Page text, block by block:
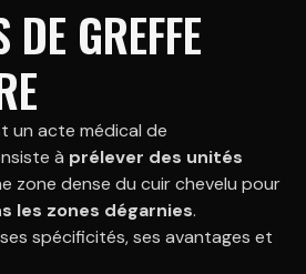
DE GREFFE
un acte médical de
à prélever des unités
zone dense du cuir chevelu pour
les zones dégarnies.
spécificités, ses avantages et